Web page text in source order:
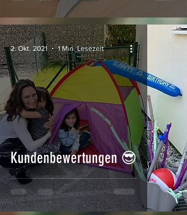
Kundenbewertungen 😎
2. Okt. 2021 1 Min. Lesezeit